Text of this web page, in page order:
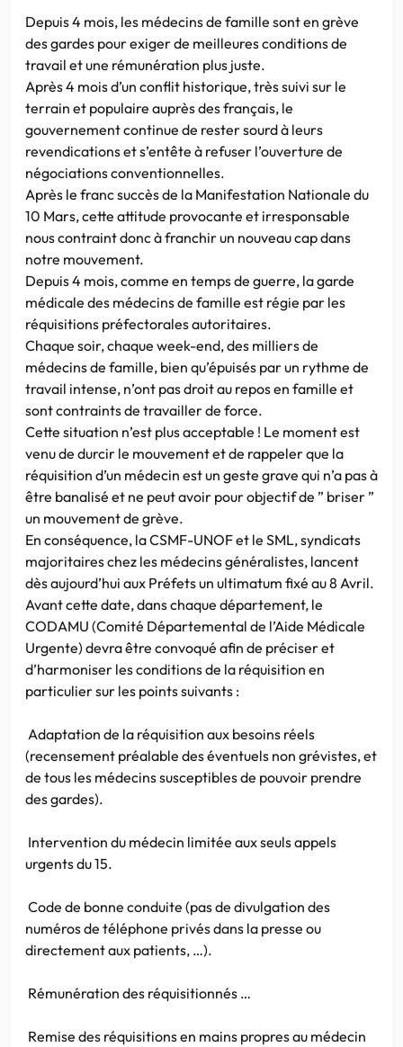
Depuis 4 mois, les médecins de famille sont en grève
des gardes pour exiger de meilleures conditions de
travail et une rémunération plus juste.
Après 4 mois d’un conflit historique, très suivi sur le
terrain et populaire auprès des français, le
gouvernement continue de rester sourd à leurs
revendications et s’entête à refuser l’ouverture de
négociations conventionnelles.
Après le franc succès de la Manifestation Nationale du
10 Mars, cette attitude provocante et irresponsable
nous contraint donc à franchir un nouveau cap dans
notre mouvement.
Depuis 4 mois, comme en temps de guerre, la garde
médicale des médecins de famille est régie par les
réquisitions préfectorales autoritaires.
Chaque soir, chaque week-end, des milliers de
médecins de famille, bien qu’épuisés par un rythme de
travail intense, n’ont pas droit au repos en famille et
sont contraints de travailler de force.
Cette situation n’est plus acceptable ! Le moment est
venu de durcir le mouvement et de rappeler que la
réquisition d’un médecin est un geste grave qui n’a pas à
être banalisé et ne peut avoir pour objectif de ” briser ”
un mouvement de grève.
En conséquence, la CSMF-UNOF et le SML, syndicats
majoritaires chez les médecins généralistes, lancent
dès aujourd’hui aux Préfets un ultimatum fixé au 8 Avril.
Avant cette date, dans chaque département, le
CODAMU (Comité Départemental de l’Aide Médicale
Urgente) devra être convoqué afin de préciser et
d’harmoniser les conditions de la réquisition en
particulier sur les points suivants :
Adaptation de la réquisition aux besoins réels
(recensement préalable des éventuels non grévistes, et
de tous les médecins susceptibles de pouvoir prendre
des gardes).
Intervention du médecin limitée aux seuls appels
urgents du 15.
Code de bonne conduite (pas de divulgation des
numéros de téléphone privés dans la presse ou
directement aux patients, …).
Rémunération des réquisitionnés …
Remise des réquisitions en mains propres au médecin